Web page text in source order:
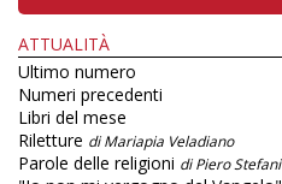
ATTUALITÀ
Ultimo numero
Numeri precedenti
Libri del mese
Riletture di Mariapia Veladiano
Parole delle religioni di Piero Stefani